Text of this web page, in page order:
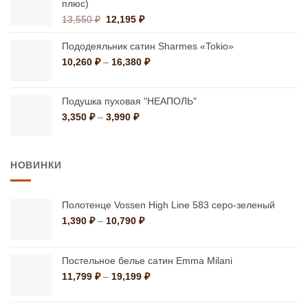
плюс)
13,550₽ Первоначальная
составляла
13,550 ₽.
12,195₽Текущая
12,195 ₽.
Пододеяльник сатин Sharmes «Tokio»
10,260 ₽ – 16,380 ₽Диапазон
–
Подушка пуховая "НЕАПОЛЬ"
3,350 ₽ – 3,990 ₽Диапазон
НОВИНКИ
Полотенце Vossen High Line 583 серо-зеленый
1,390 ₽ – 10,790 ₽Диапазон
–
10,790 ₽
Постельное белье сатин Emma Milani
11,799 ₽ – 19,199 ₽Диапазон